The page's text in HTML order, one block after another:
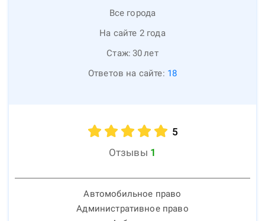
Все города
На сайте 2 года
Стаж: 30лет
Ответов на сайте: 18
5
Отзывы 1
Автомобильное право
Административное право